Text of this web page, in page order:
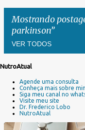
Mostrando
parkinson
VER TODOS
g
NutroAtual
Agende uma consulta
Conheça mais sobre
Siga meu canal no
Visite meu site
Dr. Frederico Lobo
NutroAtual